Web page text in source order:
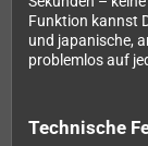
Funktion kannst
und japanische,
problemlos auf
Technische